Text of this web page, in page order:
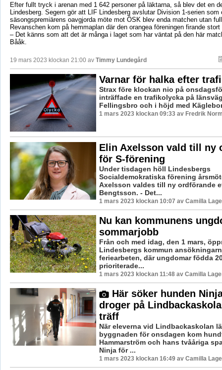
Efter fullt tryck i arenan med 1 642 personer på läktarna, så blev det en
Lindesberg. Segern gör att LIF Lindesberg avslutar Division 1-serien som
säsongspremiärens oavgjorda möte mot ÖSK blev enda matchen utan
Revanschen kom på hemmaplan där den orangea föreningen firande
– Det känns som att det är många i laget som har väntat på den här
Bååk.
19 mars 2023 klockan 21:00 av Timmy Lundegård
Varnar för halka efter
Strax före klockan nio på
inträffade en trafikolycka på
Fellingsbro och i höjd med
1 mars 2023 klockan 09:33 av Fredrik
Elin Axelsson vald till ny
för S-förening
Under tisdagen höll Lindesbergs
Socialdemokratiska förening
Axelsson valdes till ny ordförande
Bengtsson. - Det...
1 mars 2023 klockan 10:07 av Camilla
Nu kan kommunens
sommarjobb
Från och med idag, den 1 mars,
Lindesbergs kommun
feriearbeten, där ungdomar födda
prioriterade...
1 mars 2023 klockan 11:48 av Camilla
Här söker hunden
droger på
träff
När eleverna vid Lindbackaskolan
byggnaden för onsdagen kom
Hammarström och hans tvååriga
Ninja för ...
1 mars 2023 klockan 16:49 av Camilla